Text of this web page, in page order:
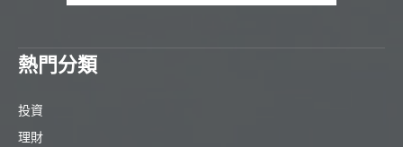
熱門分類
投資
理財